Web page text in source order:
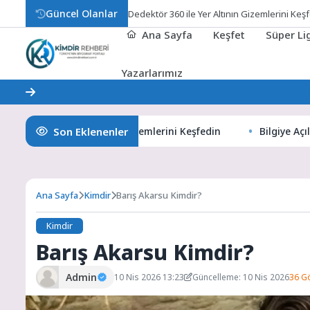
Güncel Olanlar Dedektör 360 ile Yer Altının Gizemlerini
Ana Sayfa Keşfet Süper
Yazarlarımız
Son Eklenenler
360 ile Yer Altının Gizemlerini Keşfedin Bilgiye Açılan
Ana Sayfa Kimdir Barış Akarsu Kimdir?
Kimdir
Barış Akarsu Kimdir?
Admin 10 Nis 2026 13:23 Güncelleme: 10 Nis 202636